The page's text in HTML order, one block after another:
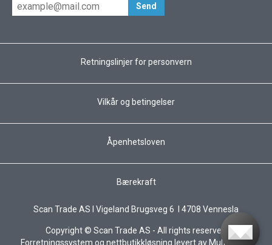
Retningslinjer for personvern
Vilkår og betingelser
Åpenhetsloven
Bærekraft
Scan Trade AS I Vigeland Brugsveg 6 I 4708 Vennesla
Copyright © Scan Trade AS - All rights reserved
Forretningssystem og nettbutikkløsning levert av Multicase™